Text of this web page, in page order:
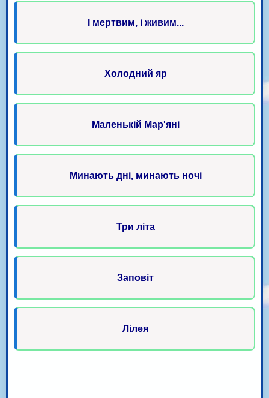
І мертвим, і живим...
Холодний яр
Маленькій Мар'яні
Минають дні, минають ночі
Три літа
Заповіт
Лілея